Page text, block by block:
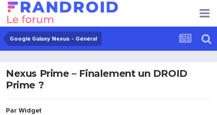
Google Galaxy Nexus - Général
Nexus Prime – Finalement un DROID
Prime ?
ParWidget